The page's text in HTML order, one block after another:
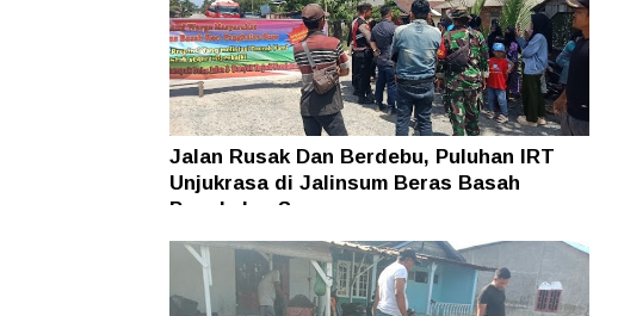
38 Lansia Terima Bantuan Sosial, Kades
Sitampurung Apresiasi Kepedulian Lapas
Siborongborong
Jalan Rusak Dan Berdebu, Puluhan IRT
Unjukrasa di Jalinsum Beras Basah
Pangkalan Susu